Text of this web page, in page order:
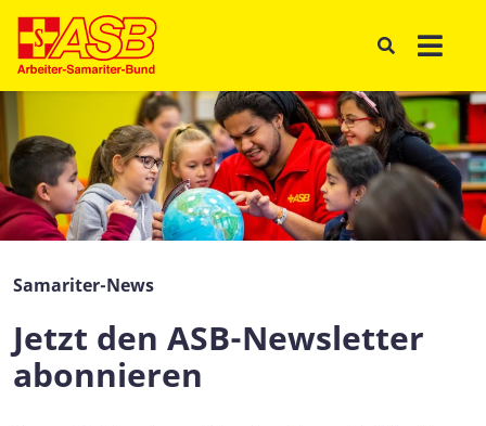
Samariter-News
Jetzt den ASB-Newsletter
abonnieren